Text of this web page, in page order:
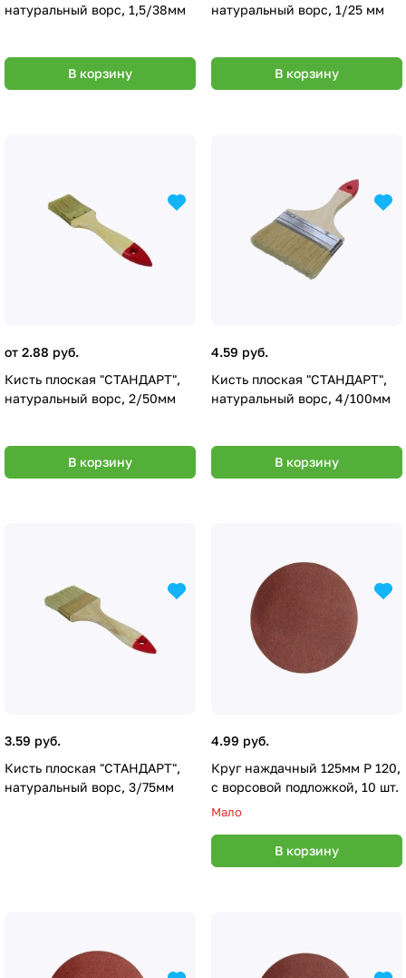
натуральный ворс, 1,5/38мм
В корзину
натуральный ворс, 1/25 мм
В корзину
от 2.88 руб.
Кисть плоская "СТАНДАРТ",
натуральный ворс, 2/50мм
В корзину
4.59 руб.
Кисть плоская "СТАНДАРТ",
натуральный ворс, 4/100мм
В корзину
3.59 руб.
Кисть плоская "СТАНДАРТ",
натуральный ворс, 3/75мм
4.99 руб.
Круг наждачный 125мм Р 120,
с ворсовой подложкой, 10 шт.
Мало
В корзину